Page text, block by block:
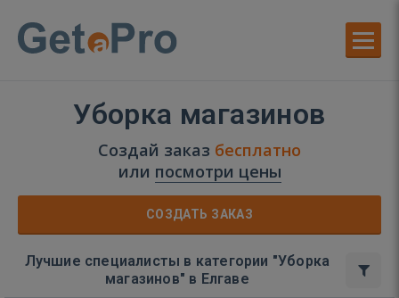
Уборка магазинов
Создай заказ бесплатно
или посмотри цены
СОЗДАТЬ ЗАКАЗ
Лучшие специалисты в категории "Уборка
магазинов" в Елгаве